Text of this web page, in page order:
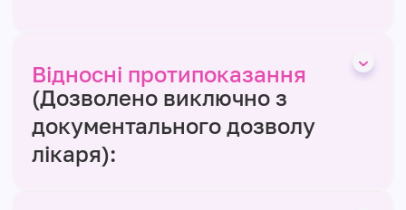
Відносні протипоказання
(Дозволено виключно з
документального дозволу
лікаря):